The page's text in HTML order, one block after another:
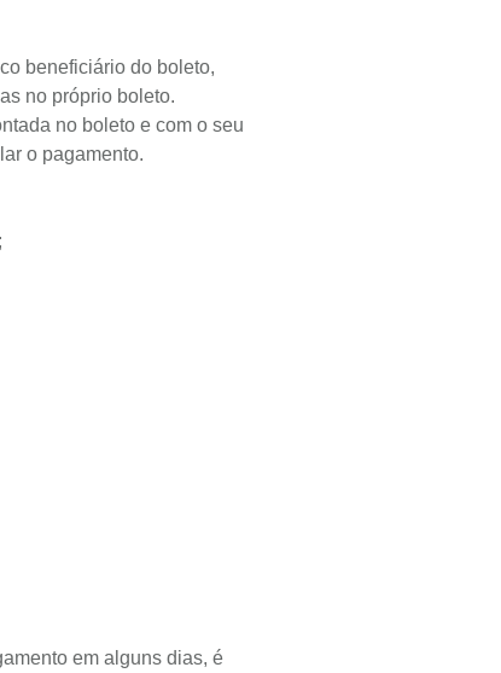
beneficiário do boleto,
no próprio boleto.
no boleto e com o seu
o pagamento.
em alguns dias, é